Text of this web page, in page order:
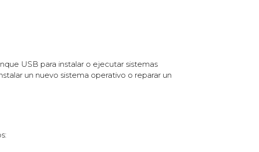
USB para instalar o ejecutar sistemas
un nuevo sistema operativo o reparar un